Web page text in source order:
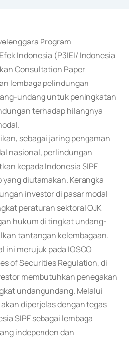
Program
Indonesia (P3IEI/ Indonesia
Consultation Paper
lembaga pelindungan
undang untuk peningkatan
terhadap hilangnya
sebagai jaring pengaman
nasional, perlindungan
kepada Indonesia SIPF
diutamakan. Kerangka
investor di pasar modal
peraturan sektoral OJK
hukum di tingkat undang-
tantangan kelembagaan.
ini merujuk pada IOSCO
of Securities Regulation, di
membutuhkan penegakan
undangundang. Melalui
diperjelas dengan tegas
SIPF sebagai lembaga
independen dan